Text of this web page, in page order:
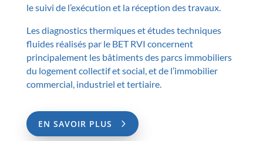
le suivi de l’exécution et la réception des travaux.
Les diagnostics thermiques et études techniques
fluides réalisés par le BET RVI concernent
principalement les bâtiments des parcs immobiliers
du logement collectif et social, et de l’immobilier
commercial, industriel et tertiaire.
EN SAVOIR PLUS